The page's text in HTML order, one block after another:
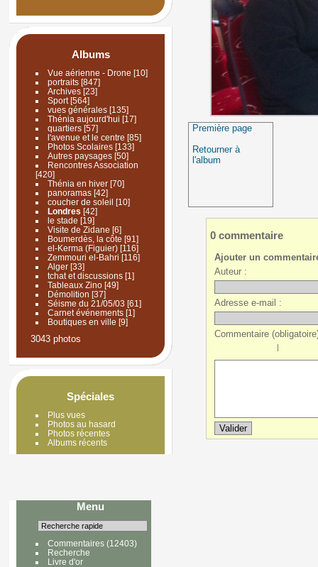
Albums
Vue aérienne - Drone [10]
portraits[847]
Archives [23]
Sport[564]
vues générales[135]
Thénia aujourd'hui [17]
quartiers[57]
l'avenue et le centre [85]
Photos Scolaires[133]
Autres paysages[50]
Rencontres Association
[420]
Thénia en hiver[70]
panoramas[42]
coucher de soleil [10]
Londres [42]
le stade [19]
Visite de Zidane [6]
Boumerdès, la côte [91]
el-Kerma (Figuier)[116]
Zemmouri el-Bahri [116]
Alger[33]
tchat et discussions[1]
Tableaux Zino[49]
Démolition [37]
Séisme du 21/05/03 [61]
Carnet événements[1]
Boutiques en ville [9]
3043 photos
Spéciales
Plus vues
Photos au hasard
Photos récentes
Albums récents
Menu
Commentaires(12403)
Recherche
Livre d'or
Première page
Retourner à
l'album
0 commentaire
Ajouter un
Auteur :
Adresse e-mail :
Commentaire
|